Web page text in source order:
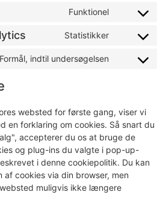
Funktionel
Statistikker
Formål, indtil undersøgelsen
websted for første gang, viser vi
en forklaring om cookies. Så snart du
accepterer du os at bruge de
og plug-ins du valgte i pop-up-
i denne cookiepolitik. Du kan
af ​​cookies via din browser, men
muligvis ikke længere